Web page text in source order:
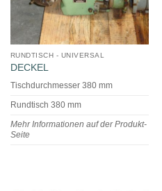
RUNDTISCH - UNIVERSAL
DECKEL
Tischdurchmesser 380 mm
Rundtisch 380 mm
Mehr Informationen auf der Produkt-
Seite